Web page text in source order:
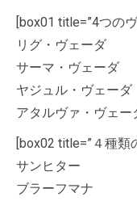
[box01 title=”4つの
リグ・ヴェーダ
サーマ・ヴェーダ
ヤジュル・ヴェーダ
アタルヴァ・ヴェー
[box02 title=”４種類
サンヒター
ブラーフマナ